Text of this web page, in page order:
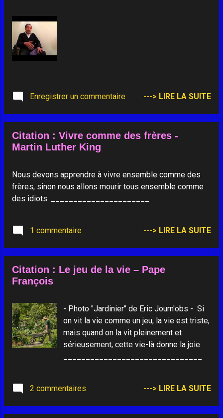
Enregistrer un commentaire ---> LIRE LA SUITE
Citation : Vivre comme des frères -
Martin Luther King
Nous devons apprendre à vivre ensemble comme des
frères, sinon nous allons mourir tous ensemble comme
des idiots. ______________________
1 commentaire ---> LIRE LA SUITE
Citation : Le jeu de la vie – Pape
François
- Photo "Jardinier" de Eric Journ'obs - Si
on vit la vie comme un jeu, la vie est triste,
mais quand on la vit pleinement et
sérieusement, cette vie-là donne la joie.
2 commentaires ---> LIRE LA SUITE